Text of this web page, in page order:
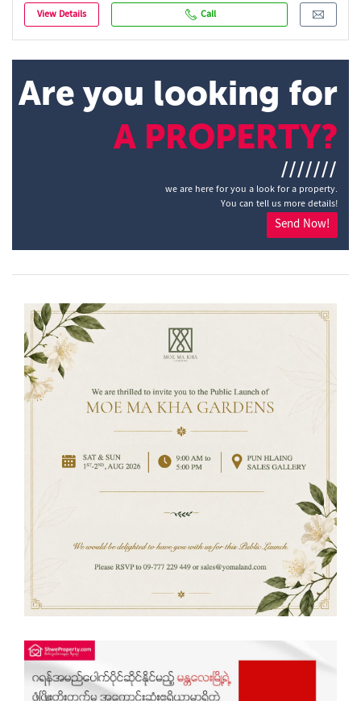
View Details Call
Are you looking for
A PROPERTY?
///////
we are here for you a look for a property.
You can tell us more details!
Send Now!